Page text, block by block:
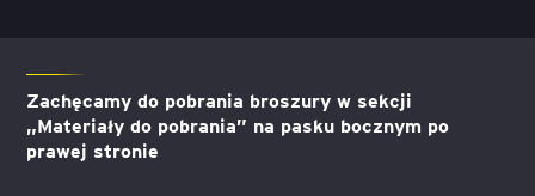
Zachęcamy do pobrania broszury w sekcji
„Materiały do pobrania” na pasku bocznym po
prawej stronie